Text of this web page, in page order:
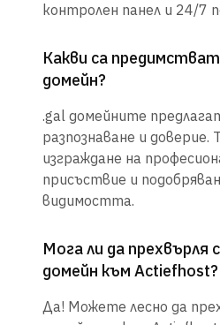
контролен панел и 24/7
Какви са
домейн?
.gal домейните
разпознаване и доверие.
изграждане на
присъствие и
видимостта.
Мога ли да
домейн към Actiefhost?
Да! Можете лесно да